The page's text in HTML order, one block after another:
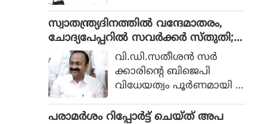
ങ്ങൾ പറയുന്ന ആളാണ്
കേരളത്തിന്റെ മുഖ്യമ
ന്ത്രിയെന്നും അതിനെ
നുണയെന്ന് പറയാമെന്നും
പിണറായി പരിഹസിച്ചു. 20
18 ലെ പ്രളയത്തിനു
ശേഷം കേരളത്തിലെ
ഡാമുകളിൽ നിന്ന് അ
സ്വാതന്ത്ര്യദിനത്തിൽ വന്ദേമാതരം,
ചോദ്യപേപ്പറിൽ സവർക്കർ സ്തുതി;
ബിജെപി വിധേയത്വം പരസ്യമാക്കി സ
തീശൻ സർക്കാർ
വി.ഡി.സതീശൻ സർ
ക്കാരിന്റെ ബിജെപി
വിധേയത്വം പൂർണമായി മ
രുമ്പോൾ മതേതര കേരളം
പരാമര്‍ശം റിപ്പോര്‍ട്ട് ചെയ്ത് അപ